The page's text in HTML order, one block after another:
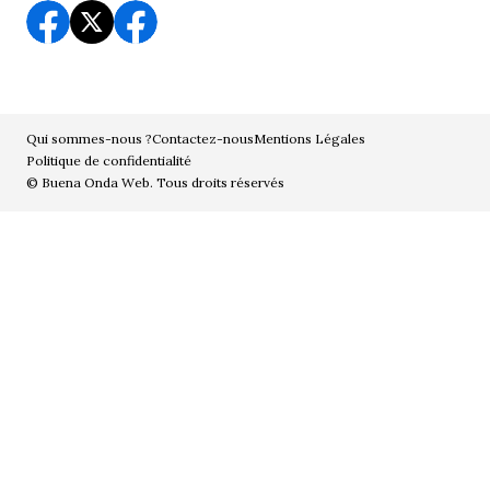
Qui sommes-nous ?Contactez-nousMentions Légales
Politique de confidentialité
© Buena Onda Web. Tous droits réservés